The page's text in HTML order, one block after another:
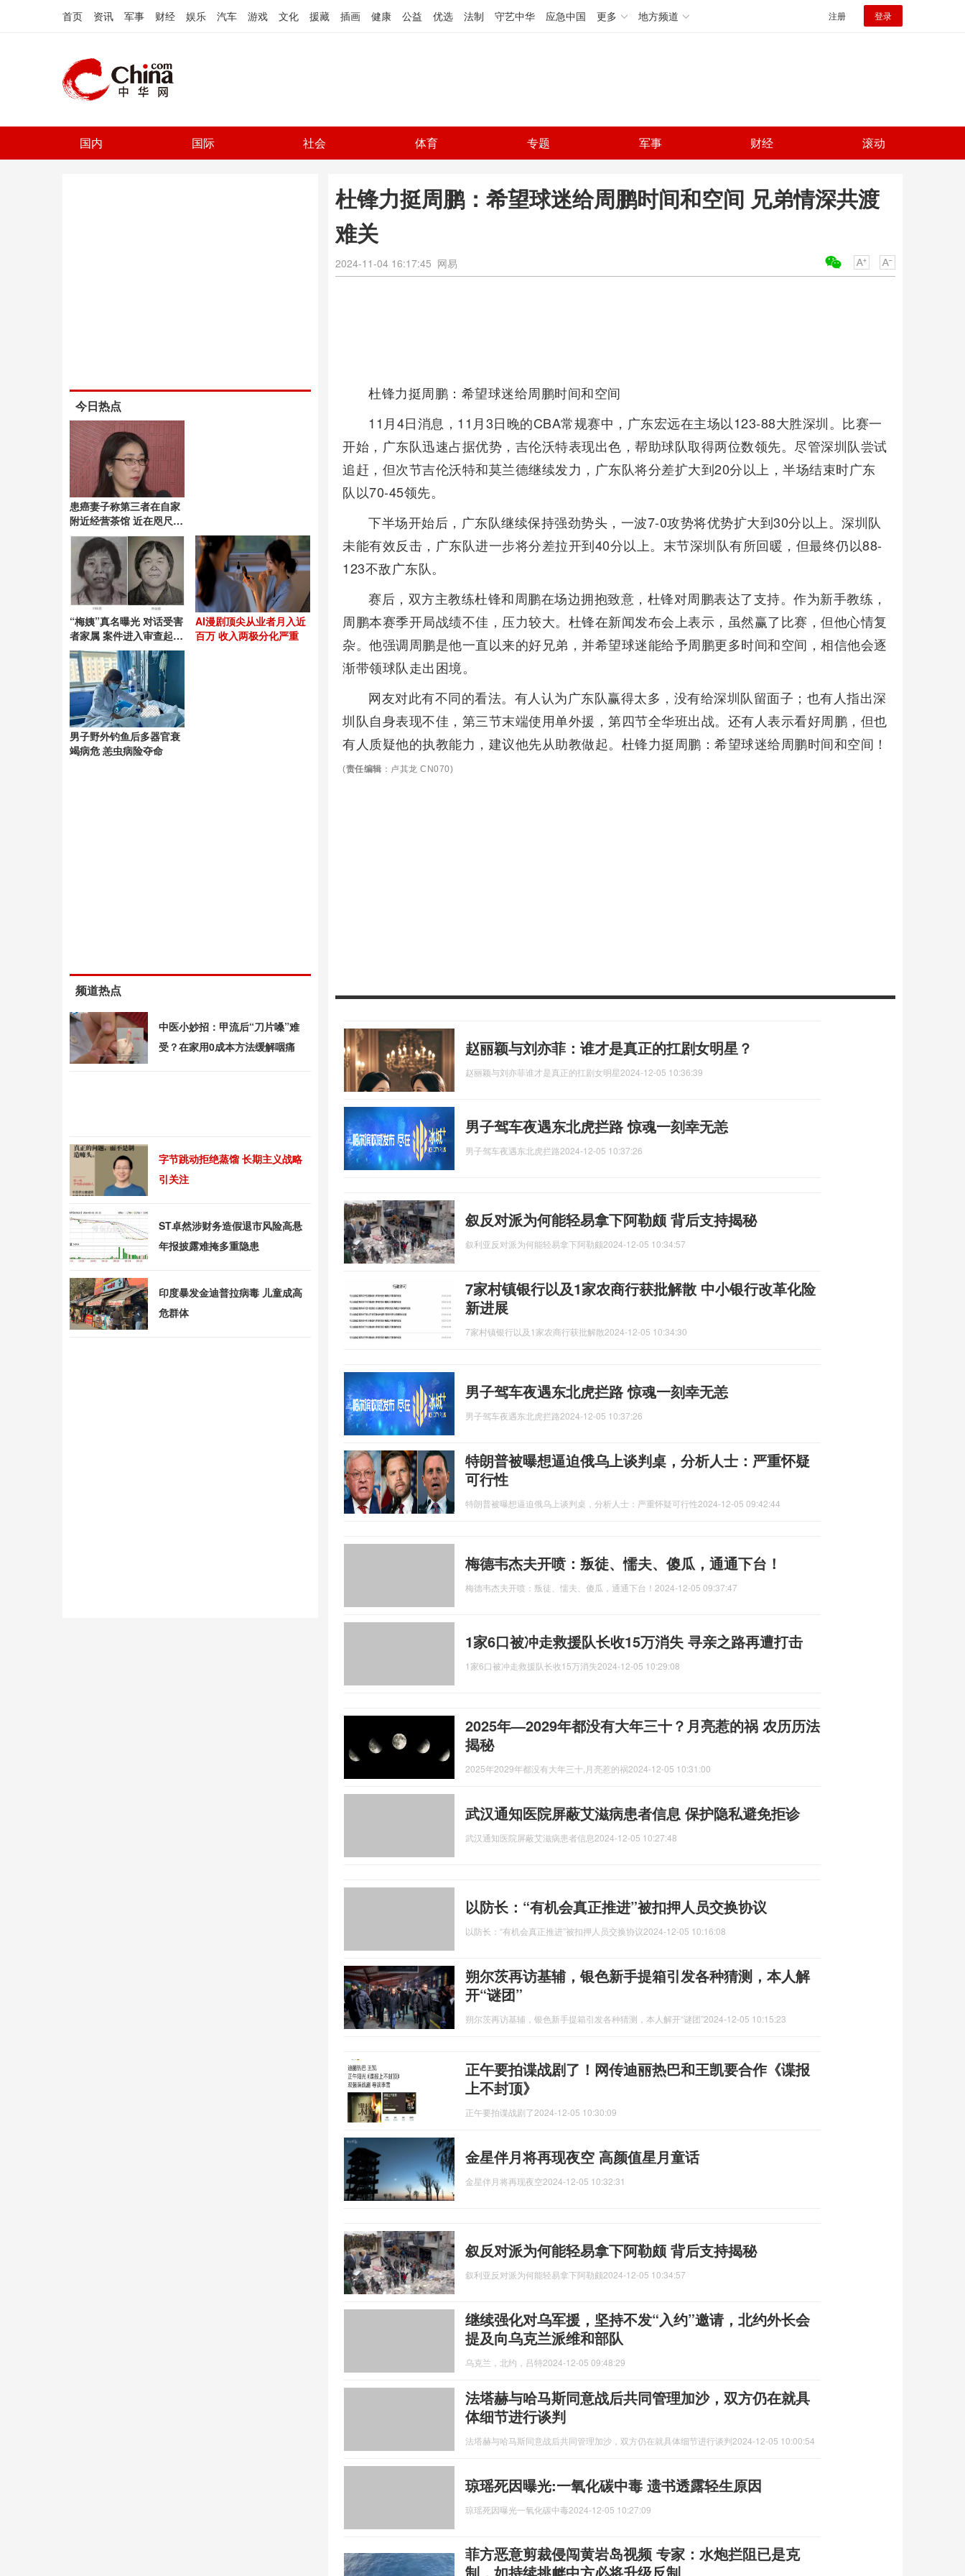
首页 资讯 军事 财经 娱乐 汽车 游戏 文化 援藏 插画 健康 公益 优选 法制 守艺中华 应急中国 更多 地方频道 注册 登录
国内 国际 社会 体育 专题 军事 财经 滚动
杜锋力挺周鹏：希望球迷给周鹏时间和空间 兄弟情深共渡
难关
2024-11-04 16:17:45 网易
杜锋力挺周鹏：希望球迷给周鹏时间和空间
11月4日消息，11月3日晚的CBA常规赛中，广东宏远在主场以123-88大胜深圳。比赛一
开始，广东队迅速占据优势，吉伦沃特表现出色，帮助球队取得两位数领先。尽管深圳队尝试
追赶，但次节吉伦沃特和莫兰德继续发力，广东队将分差扩大到20分以上，半场结束时广东
队以70-45领先。
下半场开始后，广东队继续保持强劲势头，一波7-0攻势将优势扩大到30分以上。深圳队
未能有效反击，广东队进一步将分差拉开到40分以上。末节深圳队有所回暖，但最终仍以88-
123不敌广东队。
赛后，双方主教练杜锋和周鹏在场边拥抱致意，杜锋对周鹏表达了支持。作为新手教练，
周鹏本赛季开局战绩不佳，压力较大。杜锋在新闻发布会上表示，虽然赢了比赛，但他心情复
杂。他强调周鹏是他一直以来的好兄弟，并希望球迷能给予周鹏更多时间和空间，相信他会逐
渐带领球队走出困境。
网友对此有不同的看法。有人认为广东队赢得太多，没有给深圳队留面子；也有人指出深
圳队自身表现不佳，第三节末端使用单外援，第四节全华班出战。还有人表示看好周鹏，但也
有人质疑他的执教能力，建议他先从助教做起。杜锋力挺周鹏：希望球迷给周鹏时间和空间！
(责任编辑 ：卢其龙 CN070)
赵丽颖与刘亦菲：谁才是真正的扛剧女明星？
赵丽颖与刘亦菲谁才是真正的扛剧女明星2024-12-05 10:36:39
男子驾车夜遇东北虎拦路 惊魂一刻幸无恙
男子驾车夜遇东北虎拦路2024-12-05 10:37:26
叙反对派为何能轻易拿下阿勒颇 背后支持揭秘
叙利亚反对派为何能轻易拿下阿勒颇2024-12-05 10:34:57
7家村镇银行以及1家农商行获批解散 中小银行改革化险
新进展
7家村镇银行以及1家农商行获批解散2024-12-05 10:34:30
男子驾车夜遇东北虎拦路 惊魂一刻幸无恙
男子驾车夜遇东北虎拦路2024-12-05 10:37:26
特朗普被曝想逼迫俄乌上谈判桌，分析人士：严重怀疑
可行性
特朗普被曝想逼迫俄乌上谈判桌，分析人士：严重怀疑可行性2024-12-05 09:42:44
梅德韦杰夫开喷：叛徒、懦夫、傻瓜，通通下台！
梅德韦杰夫开喷：叛徒、懦夫、傻瓜，通通下台！ 2024-12-05 09:37:47
1家6口被冲走救援队长收15万消失 寻亲之路再遭打击
1家6口被冲走救援队长收15万消失2024-12-05 10:29:08
2025年—2029年都没有大年三十？月亮惹的祸 农历历法
揭秘
2025年2029年都没有大年三十,月亮惹的祸2024-12-05 10:31:00
武汉通知医院屏蔽艾滋病患者信息 保护隐私避免拒诊
武汉通知医院屏蔽艾滋病患者信息2024-12-05 10:27:48
以防长：“有机会真正推进”被扣押人员交换协议
以防长：“有机会真正推进”被扣押人员交换协议2024-12-05 10:16:08
朔尔茨再访基辅，银色新手提箱引发各种猜测，本人解
开“谜团”
朔尔茨再访基辅，银色新手提箱引发各种猜测，本人解开“谜团”2024-12-05 10:15:23
正午要拍谍战剧了！网传迪丽热巴和王凯要合作《谍报
上不封顶》
正午要拍谍战剧了2024-12-05 10:30:09
金星伴月将再现夜空 高颜值星月童话
金星伴月将再现夜空2024-12-05 10:32:31
叙反对派为何能轻易拿下阿勒颇 背后支持揭秘
叙利亚反对派为何能轻易拿下阿勒颇2024-12-05 10:34:57
继续强化对乌军援，坚持不发“入约”邀请，北约外长会
提及向乌克兰派维和部队
乌克兰，北约，吕特2024-12-05 09:48:29
法塔赫与哈马斯同意战后共同管理加沙，双方仍在就具
体细节进行谈判
法塔赫与哈马斯同意战后共同管理加沙，双方仍在就具体细节进行谈判2024-12-05 10:00:54
琼瑶死因曝光:一氧化碳中毒 遗书透露轻生原因
琼瑶死因曝光一氧化碳中毒2024-12-05 10:27:09
菲方恶意剪裁侵闯黄岩岛视频 专家：水炮拦阻已是克
今日热点
患癌妻子称第三者在自家
附近经营茶馆 近在咫尺的
背叛
“梅姨”真名曝光 对话受害
者家属 案件进入审查起诉
阶段
AI漫剧顶尖从业者月入近
百万 收入两极分化严重
男子野外钓鱼后多器官衰
竭病危 恙虫病险夺命
频道热点
中医小妙招：甲流后“刀片嗓”难
受？在家用0成本方法缓解咽痛
字节跳动拒绝蒸馏 长期主义战略
引关注
ST卓然涉财务造假退市风险高悬
年报披露难掩多重隐患
印度暴发金迪普拉病毒 儿童成高
危群体